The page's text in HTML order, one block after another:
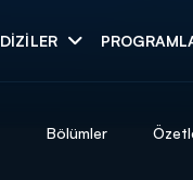
DIZILER
Bölümler